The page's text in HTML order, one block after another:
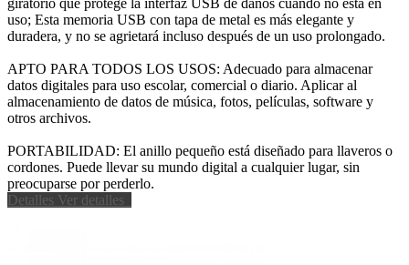
uso; Esta memoria USB con tapa de metal es más elegante y
duradera, y no se agrietará incluso después de un uso prolongado.
APTO PARA TODOS LOS USOS: Adecuado para almacenar
datos digitales para uso escolar, comercial o diario. Aplicar al
almacenamiento de datos de música, fotos, películas, software y
otros archivos.
PORTABILIDAD: El anillo pequeño está diseñado para llaveros o
cordones. Puede llevar su mundo digital a cualquier lugar, sin
preocuparse por perderlo.
Detalles Ver detalles